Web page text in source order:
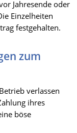
Jahresende oder
Einzelheiten
festgehalten.
zum
verlassen
ihres
böse